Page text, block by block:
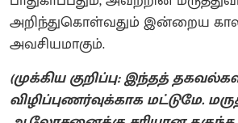
அறிந்துகொள்வதும் இன்றைய
அவசியமாகும்.
(முக்கிய குறிப்பு: இந்தத்
விழிப்புணர்வுக்காக மட்டுமே.